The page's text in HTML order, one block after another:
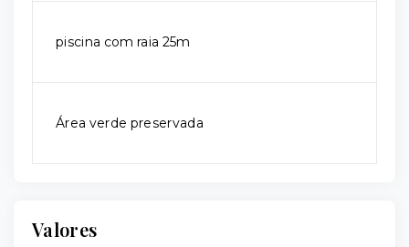
piscina com raia 25m
Área verde preservada
Valores